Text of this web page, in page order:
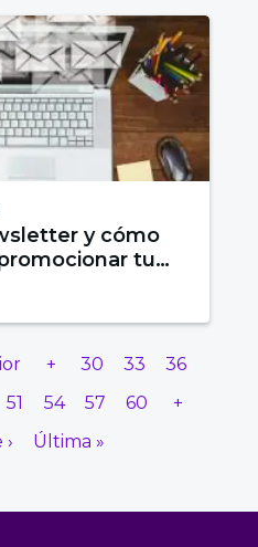
y cómo
tu
+ 30 33
36
51 54 57 60
+
Última »